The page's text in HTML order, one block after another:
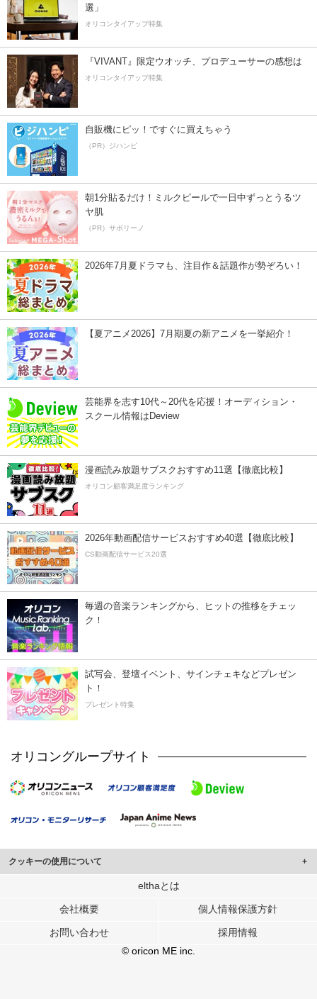
選」
オリコンタイアップ特集
『VIVANT』限定ウオッチ、プロデューサーの感想は
オリコンタイアップ特集
自販機にピッ！ですぐに買えちゃう
（PR）ジハンピ
朝1分貼るだけ！ミルクピールで一日中ずっとうるツ
ヤ肌
（PR）サボリーノ
2026年7月夏ドラマも、注目作＆話題作が勢ぞろい！
【夏アニメ2026】7月期夏の新アニメを一挙紹介！
芸能界を志す10代～20代を応援！オーディション・
スクール情報はDeview
漫画読み放題サブスクおすすめ11選【徹底比較】
オリコン顧客満足度ランキング
2026年動画配信サービスおすすめ40選【徹底比較】
CS動画配信サービス20選
毎週の音楽ランキングから、ヒットの推移をチェッ
ク！
試写会、登壇イベント、サインチェキなどプレゼン
ト！
プレゼント特集
オリコングループサイト
クッキーの使用について
このサイトでは Cookie を使用して、ユーザーに合わせたコンテンツや広告の
行っています。
メディアや広告配信、データ解析の各パートナーに提供しています。
各パートナーは、この情報とユーザーが各パートナーに提供した他の情報や、
ユーザーが各パートナーのサービスを使用したときに収集した他の情報を組み
elthaとは
会社概要 個人情報保護方針
お問い合わせ
採用情報
© oricon ME inc.